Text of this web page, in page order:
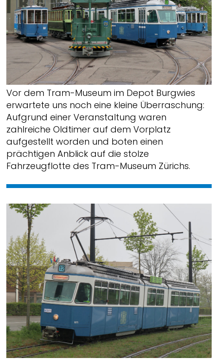
Vor dem Tram-Museum im Depot Burgwies
erwartete uns noch eine kleine Überraschung:
Aufgrund einer Veranstaltung waren
zahlreiche Oldtimer auf dem Vorplatz
aufgestellt worden und boten einen
prächtigen Anblick auf die stolze
Fahrzeugflotte des Tram-Museum Zürichs.